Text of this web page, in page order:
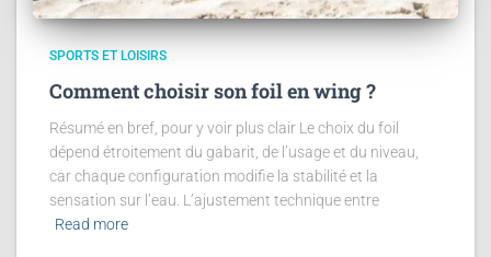
SPORTS ET LOISIRS
Comment choisir son foil en wing ?
Résumé en bref, pour y voir plus clair Le choix du foil
dépend étroitement du gabarit, de l’usage et du niveau,
car chaque configuration modifie la stabilité et la
sensation sur l’eau. L’ajustement technique entre
Read more